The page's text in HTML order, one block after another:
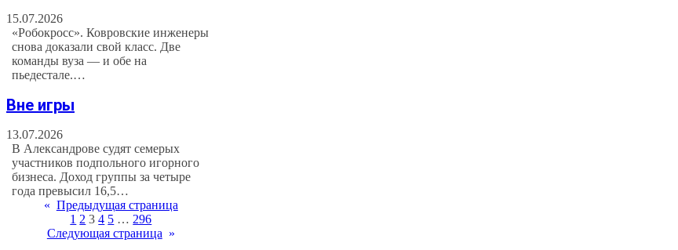
15.07.2026
«Робокросс». Ковровские инженеры
снова доказали свой класс. Две
команды вуза — и обе на
пьедестале.…
Вне игры
13.07.2026
В Александрове судят семерых
участников подпольного игорного
бизнеса. Доход группы за четыре
года превысил 16,5…
« Предыдущая страница
1 2 3 4 5 … 296
Следующая страница »